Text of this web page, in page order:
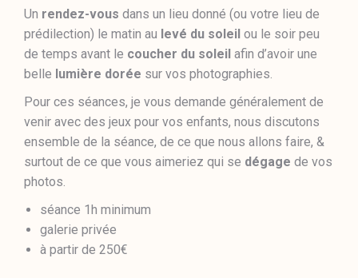
Un rendez-vous dans un lieu donné (ou votre lieu de
prédilection) le matin au levé du soleil ou le soir peu
de temps avant le coucher du soleil afin d’avoir une
belle lumière dorée sur vos photographies.
Pour ces séances, je vous demande généralement de
venir avec des jeux pour vos enfants, nous discutons
ensemble de la séance, de ce que nous allons faire, &
surtout de ce que vous aimeriez qui se dégage de vos
photos.
séance 1h minimum
galerie privée
à partir de 250€